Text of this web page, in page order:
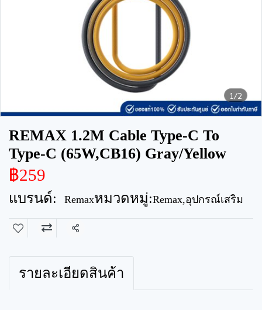
1/2
REMAX 1.2M Cable Type-C To
Type-C (65W,CB16) Gray/Yellow
฿259
แบรนด์: Remaxหมวดหมู่:Remax,อุปกรณ์เสริม
แชร์
รายละเอียดสินค้า